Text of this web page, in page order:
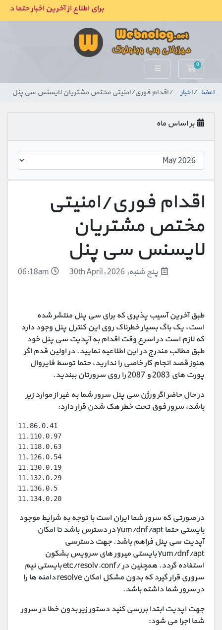
برای اطلاع از آخرین اخبار حتما
0 کارت خرید
اعضا اخبار اقدام فوری/امنیتی مختص مشتریان لایسنس سی پنل
بر اساس ماه
اقدام فوری/امنیتی
مختص مشتریان
لایسنس سی پنل
پنج شنبه, 30th April, 2026
طبق آخرین آسیب پذیری که برای سی پنل منتشر شده
است، یک باگ بسیار خطرناک روی این کنترل پنل وجود دارد
که لازم است در اسرع وقت اقدام به آپدیت سی پنل خود
طبق مطالب مندرج در این اطلاعیه نمایید. در اولین قدم اگر
هنوز قصد انجام کار خاصی را ندارید، حتما توسط فایروال
پورت های 2083 و 2087 را روی سرورتان ببندید.
در حال حاضر اگر ورژن سی پنل سرور شما به غیر از موارد زیر
باشد، سرور فوق تحت خطر هک شدن قرار دارد:
11.86.0.41
11.110.0.97
11.118.0.63
11.126.0.54
11.130.0.19
11.132.0.29
11.136.0.5
11.134.0.20
در صورتی که سرور شما ایران است با توجه به شرایط موجود
بایستی حتما yum/dnf/apt در دسترس باشد تا امکان
آپدیت سی پنل فراهم باشد. جهت دسترسی
yum/dnf/apt بایستی میرور های سرویس بشکون
استفاده گردد. همچنین در /etc/resolv.conf بایستی نیم
سروری قرار گیرد که بدون مشکل امکان resolve دامنه ها را
در سرور شما داشته باشد.
جهت اپدیت ابتدا بررسی کنید دستور زیر بدون خطا در سرور
شما اجرا می شود: